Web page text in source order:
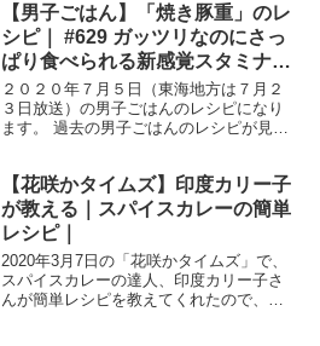
「旬の春食材で満腹SP」です！ では、
早速作り方です。 イ...
【男子ごはん】「焼き豚重」のレ
シピ｜ #629 ガッツリなのにさっ
ぱり食べられる新感覚スタミナ定
食
２０２０年７月５日（東海地方は７月２
３日放送）の男子ごはんのレシピになり
ます。 過去の男子ごはんのレシピが見た
材料 《焼き豚重》 豚肩ロース肉（かたま
り） ３５０...
【花咲かタイムズ】印度カリー子
が教える｜スパイスカレーの簡単
レシピ｜
2020年3月7日の「花咲かタイムズ」で、
スパイスカレーの達人、印度カリー子さ
んが簡単レシピを教えてくれたので、忘